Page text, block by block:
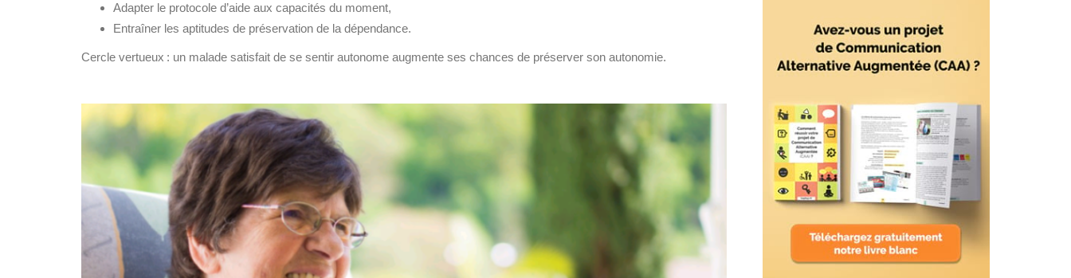
Adapter le protocole d’aide aux capacités du moment,
Entraîner les aptitudes de préservation de la dépendance.
Cercle vertueux : un malade satisfait de se sentir autonome augmente ses chances de préserver son autonomie.